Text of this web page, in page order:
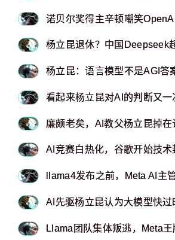
诺贝尔奖得主辛顿嘲笑
杨立昆退休？中国Deepseek
杨立昆：语言模型不是AGI答
看起来杨立昆对AI的判断又一
廉颇老矣，AI教父杨立昆掉在
AI竞赛白热化，谷歌开始技术
llama4发布之前，Meta AI主
AI先驱杨立昆认为大模型快过
Llama团队集体叛逃，Meta王